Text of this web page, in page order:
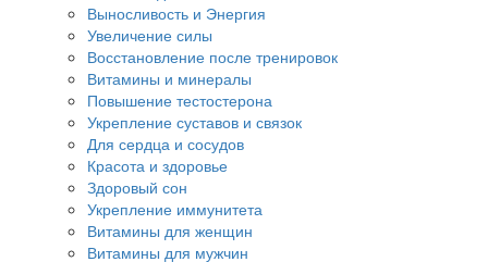
Выносливость и Энергия
Увеличение силы
Восстановление после тренировок
Витамины и минералы
Повышение тестостерона
Укрепление суставов и связок
Для сердца и сосудов
Красота и здоровье
Здоровый сон
Укрепление иммунитета
Витамины для женщин
Витамины для мужчин